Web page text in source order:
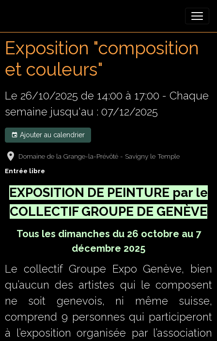
Exposition "composition
et couleurs"
Le 26/10/2025 de 14:00 à 17:00 - Chaque
semaine jusqu'au : 07/12/2025
Ajouter au calendrier
Domaine de la Grange-la-Prévôté - Savigny le Temple
Entrée libre
EXPOSITION DE PEINTURE par le
COLLECTIF GROUPE DE GENÈVE
Tous les dimanches du 26 octobre au 7
décembre 2025
Le collectif Groupe Expo Genève, bien
qu’aucun des artistes qui le composent
ne soit genevois, ni même suisse,
comprend 9 personnes qui participeront
à l’exposition organisée par l’association